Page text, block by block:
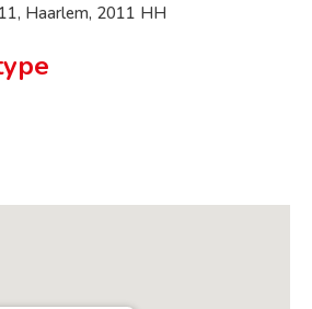
Haarlem, 2011 HH